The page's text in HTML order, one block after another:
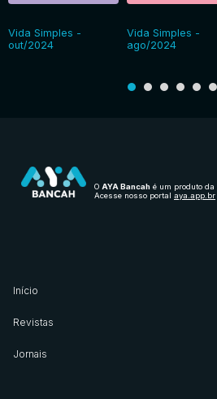
Vida Simples -
out/2024
Vida Simples -
ago/2024
O AYA Bancah é um produto da
Acesse nosso portal aya.app.br
Início
Revistas
Jornais